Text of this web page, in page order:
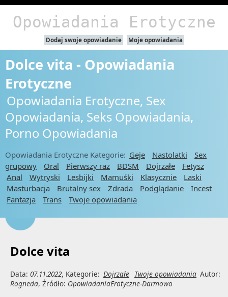
Opowiadania Erotyczne
Dodaj swoje opowiadanie Moje opowiadania
Dolce vita - Opowiadania
Erotyczne
Opowiadania Erotyczne, Sex
Opowiadania, Seks Opowiadania,
Porno Opowiadania
Opowiadania Erotyczne Kategorie: Geje Nastolatki
Sex
grupowy
Oral Pierwszy raz BDSM Dojrzałe
Fetysz
Anal
Wytryski Lesbijki Mamuśki Klasycznie
Laski
Masturbacja
Brutalny sex Zdrada Podglądanie
Incest
Fantazja
Trans Twoje opowiadania
Dolce vita
Data: 07.11.2022, Kategorie: Dojrzałe Twoje opowiadania Autor:
Rogneda, Źródło: OpowiadaniaErotyczne-Darmowo